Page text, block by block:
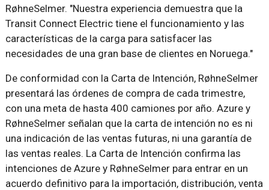
RøhneSelmer. "Nuestra experiencia demuestra que la
Transit Connect Electric tiene el funcionamiento y las
características de la carga para satisfacer las
necesidades de una gran base de clientes en Noruega."
De conformidad con la Carta de Intención, RøhneSelmer
presentará las órdenes de compra de cada trimestre,
con una meta de hasta 400 camiones por año. Azure y
RøhneSelmer señalan que la carta de intención no es ni
una indicación de las ventas futuras, ni una garantía de
las ventas reales. La Carta de Intención confirma las
intenciones de Azure y RøhneSelmer para entrar en un
acuerdo definitivo para la importación, distribución, venta